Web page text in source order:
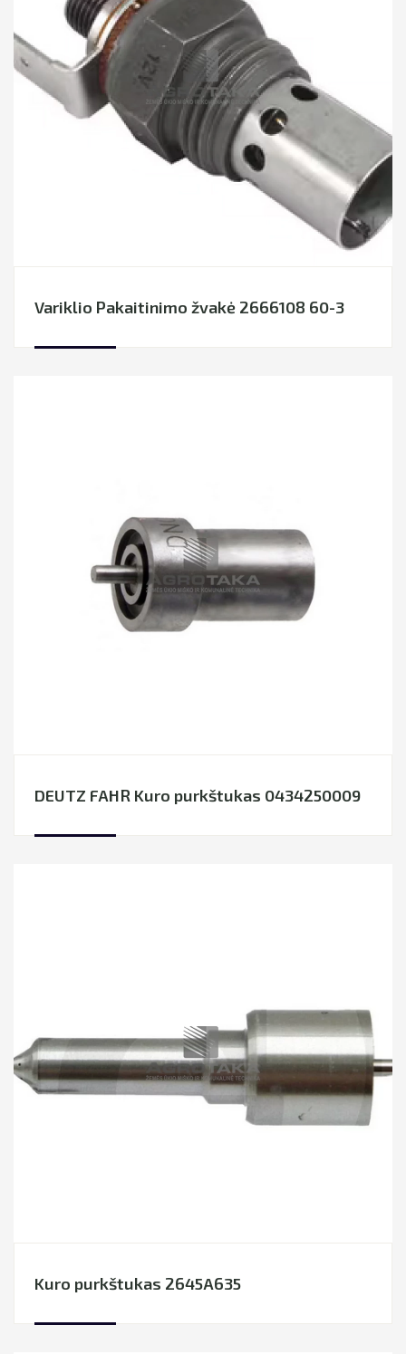
Variklio Pakaitinimo žvakė 2666108 60-3
DEUTZ FAHR Kuro purkštukas 0434250009
Kuro purkštukas 2645A635